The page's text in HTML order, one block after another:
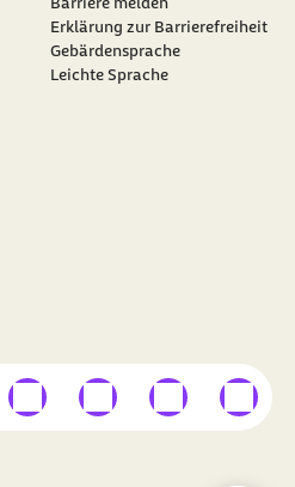
Erklärung zur Barrierefreiheit
Gebärdensprache
Leichte Sprache
auf
Link
externer Linkexterner Linkexterner Link